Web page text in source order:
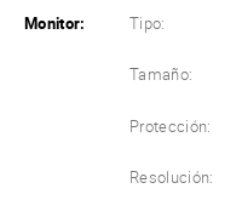
Monitor: Tipo:
Tamaño:
Protección:
Resolución: